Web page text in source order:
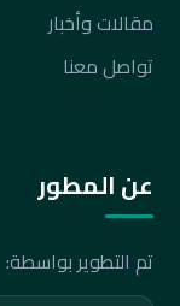
مقالات وأخبار
تواصل معنا
عن المطور
تم التطوير بواسطة: